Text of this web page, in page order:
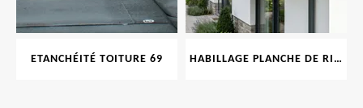
ETANCHÉITÉ TOITURE 69 HABILLAGE PLANCHE DE RIVE 69